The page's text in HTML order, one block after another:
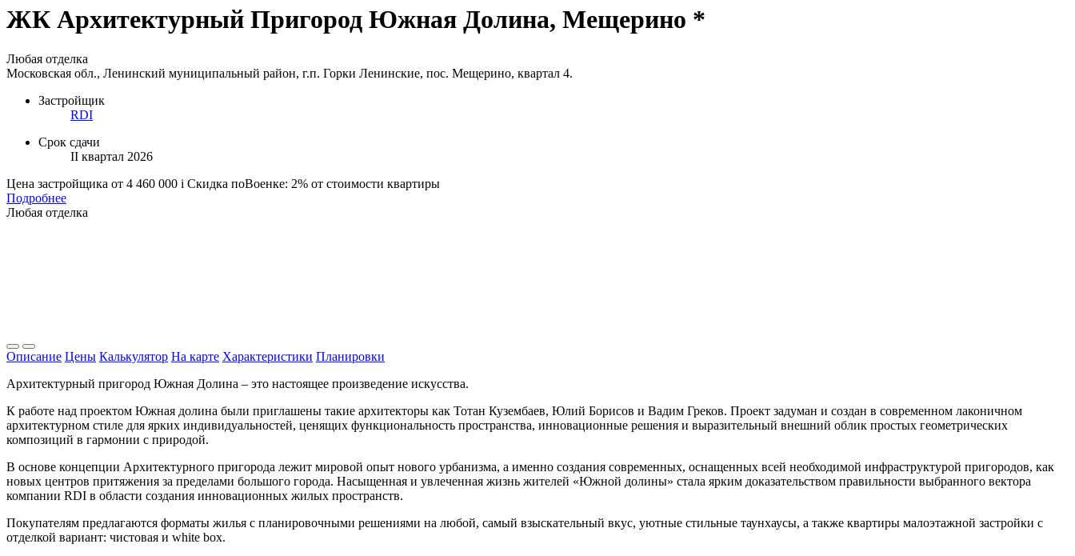
ЖК Архитектурный Пригород Южная Долина, Мещерино *
Любая отделка
Московская обл., Ленинский муниципальный район, г.п. Горки Ленинские, пос. Мещерино, квартал 4.
Застройщик
RDI
Срок сдачи
II квартал 2026
Цена застройщика от 4 460 000 i Скидка поВоенке: 2% от стоимости квартиры
Подробнее
Любая отделка
Описание Цены Калькулятор На карте Характеристики Планировки
Архитектурный пригород Южная Долина – это настоящее произведение искусства.
К работе над проектом Южная долина были приглашены такие архитекторы как Тотан Кузембаев, Юлий Борисов и Вадим Греков. Проект задуман и создан в современном лаконичном
архитектурном стиле для ярких индивидуальностей, ценящих функциональность пространства, инновационные решения и выразительный внешний облик простых геометрических
композиций в гармонии с природой.
В основе концепции Архитектурного пригорода лежит мировой опыт нового урбанизма, а именно создания современных, оснащенных всей необходимой инфраструктурой пригородов, как
новых центров притяжения за пределами большого города. Насыщенная и увлеченная жизнь жителей «Южной долины» стала ярким доказательством правильности выбранного вектора
компании RDI в области создания инновационных жилых пространств.
Покупателям предлагаются форматы жилья с планировочными решениями на любой, самый взыскательный вкус, уютные стильные таунхаусы, а также квартиры малоэтажной застройки с
отделкой вариант: чистовая и white box.